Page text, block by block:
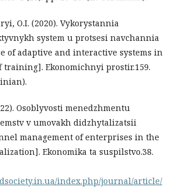
O.I. (2020). Vykorystannia
system u protsesi navchannia
of adaptive and interactive systems in
training]. Ekonomichnyi prostir.159.
Osoblyvosti menedzhmentu
v umovakh didzhytalizatsii
management of enterprises in the
Ekonomika ta suspilstvo.38.
index.php/journal/article/